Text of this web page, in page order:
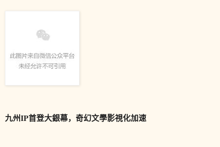
九州IP首登大銀幕，奇幻文學影視化加速